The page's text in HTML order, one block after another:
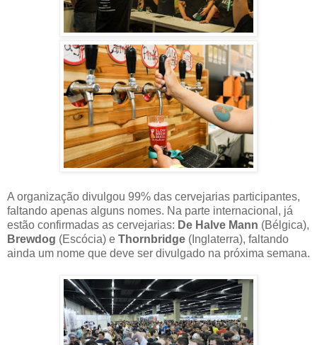
A organização divulgou 99% das cervejarias participantes,
faltando apenas alguns nomes. Na parte internacional, já
estão confirmadas as cervejarias: De Halve Mann (Bélgica),
Brewdog (Escócia) e Thornbridge (Inglaterra), faltando
ainda um nome que deve ser divulgado na próxima semana.